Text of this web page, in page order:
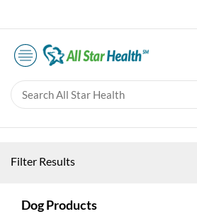
Filter Results
Dog Products